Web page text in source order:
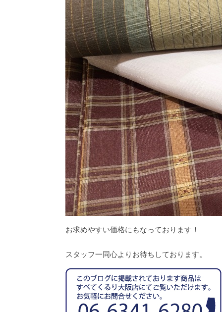
お求めやすい価格にもなっております！
スタッフ一同心よりお待ちしております。